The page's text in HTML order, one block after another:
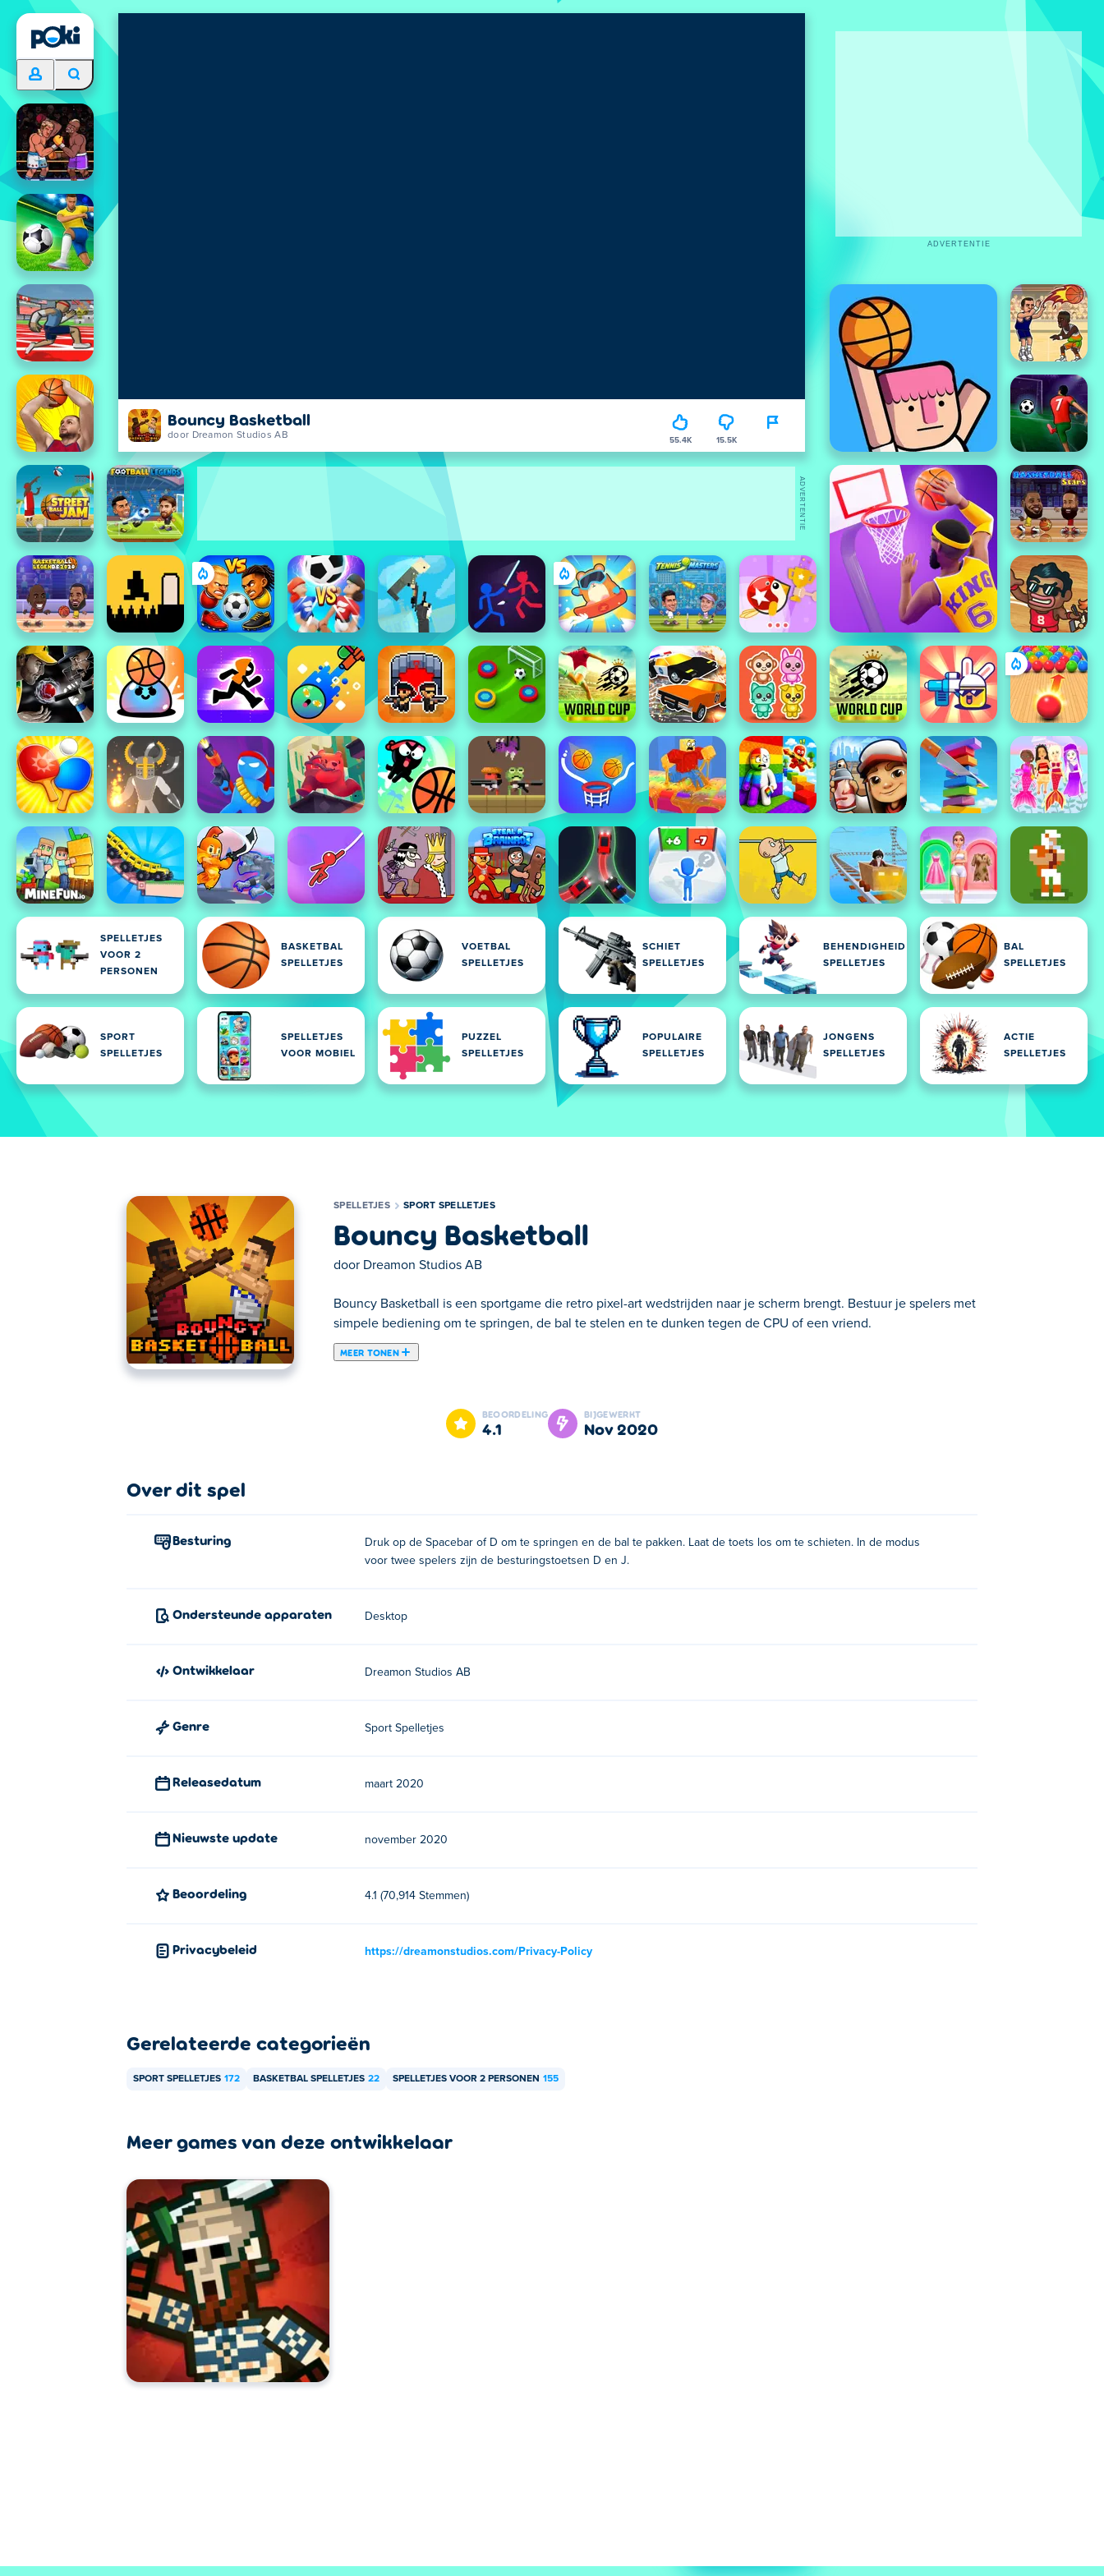
Bouncy Basketball
door Dreamon Studios AB 55.4K 15.5K
SPELLETJES
VOOR 2
PERSONEN
BASKETBAL
SPELLETJES
VOETBAL
SPELLETJES
SCHIET
SPELLETJES
BEHENDIGHEID
SPELLETJES
BAL
SPELLETJES
SPORT
SPELLETJES
SPELLETJES
VOOR MOBIEL
PUZZEL
SPELLETJES
POPULAIRE
SPELLETJES
JONGENS
SPELLETJES
ACTIE
SPELLETJES
ADVERTENTIE
ADVERTENTIE
SPELLETJES SPORT SPELLETJES
Bouncy Basketball
door Dreamon Studios AB
Bouncy Basketball is een sportgame die retro pixel-art wedstrijden naar je scherm brengt. Bestuur je spelers met
simpele bediening om te springen, de bal te stelen en te dunken tegen de CPU of een vriend.
MEER TONEN
Hier kun je Bouncy Basketball spelen. Bouncy Basketball is een van onze geselecteerde Sport Spelletjes.
BEOORDELING
4.1
BIJGEWERKT
nov 2020
Over dit spel
Besturing
Druk op de Spacebar of D om te springen en de bal te pakken. Laat de toets los om te schieten. In de modus
voor twee spelers zijn de besturingstoetsen D en J.
Ondersteunde apparaten Desktop
Ontwikkelaar Dreamon Studios AB
Genre Sport Spelletjes
Releasedatum maart 2020
Nieuwste update november 2020
Beoordeling 4.1 (70,914 Stemmen)
Privacybeleid https://dreamonstudios.com/Privacy-Policy
Gerelateerde categorieën
SPORT SPELLETJES 172 BASKETBAL SPELLETJES 22 SPELLETJES VOOR 2 PERSONEN 155
Meer games van deze ontwikkelaar